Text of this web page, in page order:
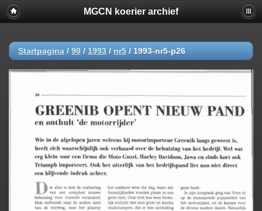
MGCN koerier archief
Startpagina / 90 / 1993 / nr5 / 1993-nr5-p26